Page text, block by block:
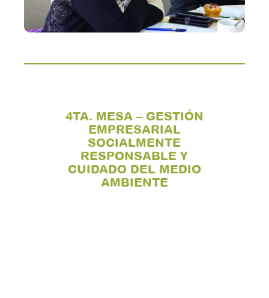
4TA. MESA – GESTIÓN
EMPRESARIAL
SOCIALMENTE
RESPONSABLE Y
CUIDADO DEL MEDIO
AMBIENTE